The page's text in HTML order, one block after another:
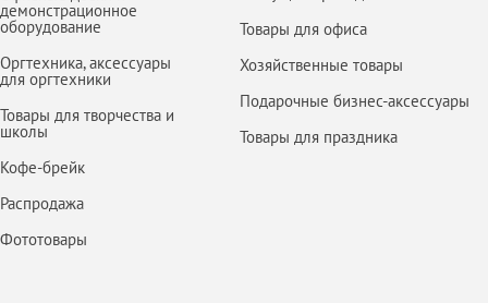
демонстрационное
оборудование
Оргтехника, аксессуары
для оргтехники
Товары для творчества и
школы
Кофе-брейк
Распродажа
Фототовары
Товары для офиса
Хозяйственные товары
Подарочные бизнес-аксессуары
Товары для праздника